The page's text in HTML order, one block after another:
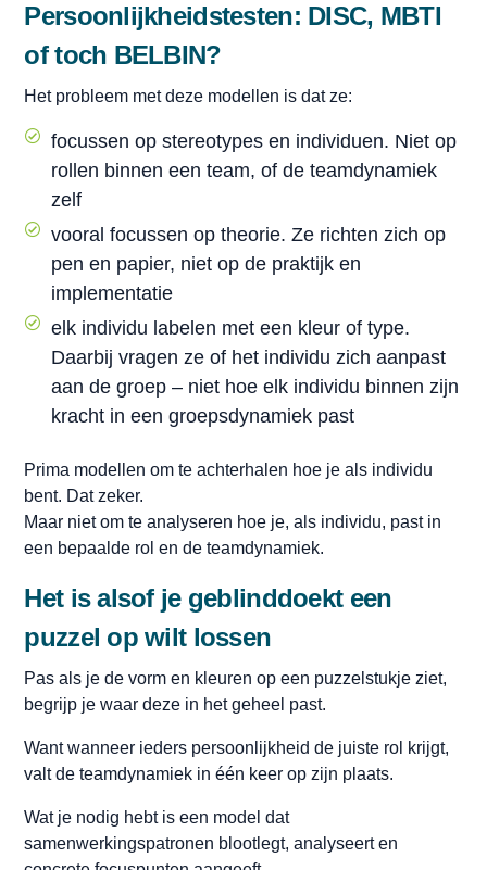
Persoonlijkheidstesten: DISC, MBTI
of toch BELBIN?
Het probleem met deze modellen is dat ze:
focussen op stereotypes en individuen. Niet op
rollen binnen een team, of de teamdynamiek
zelf
vooral focussen op theorie. Ze richten zich op
pen en papier, niet op de praktijk en
implementatie
elk individu labelen met een kleur of type.
Daarbij vragen ze of het individu zich aanpast
aan de groep – niet hoe elk individu binnen zijn
kracht in een groepsdynamiek past
Prima modellen om te achterhalen hoe je als individu
bent. Dat zeker.
Maar niet om te analyseren hoe je, als individu, past in
een bepaalde rol en de teamdynamiek.
Het is alsof je geblinddoekt een
puzzel op wilt lossen
Pas als je de vorm en kleuren op een puzzelstukje ziet,
begrijp je waar deze in het geheel past.
Want wanneer ieders persoonlijkheid de juiste rol krijgt,
valt de teamdynamiek in één keer op zijn plaats.
Wat je nodig hebt is een model dat
samenwerkingspatronen blootlegt, analyseert en